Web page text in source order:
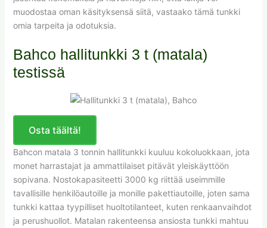
muodostaa oman käsityksensä siitä, vastaako tämä tunkki
omia tarpeita ja odotuksia.
Bahco hallitunkki 3 t (matala)
testissä
Osta täältä!
Bahcon matala 3 tonnin hallitunkki kuuluu kokoluokkaan, jota
monet harrastajat ja ammattilaiset pitävät yleiskäyttöön
sopivana. Nostokapasiteetti 3000 kg riittää useimmille
tavallisille henkilöautoille ja monille pakettiautoille, joten sama
tunkki kattaa tyypilliset huoltotilanteet, kuten renkaanvaihdot
ja perushuollot. Matalan rakenteensa ansiosta tunkki mahtuu